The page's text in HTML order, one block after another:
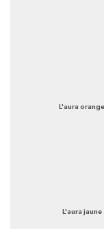
L'aura orange
L'aura jaune